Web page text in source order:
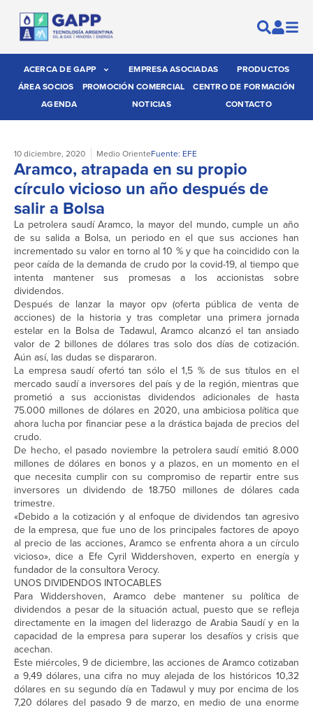
ACERCA DE GAPP EMPRESA ASOCIADAS
PRODUCTOS
ÁREA SOCIOS
PROMOCIÓN COMERCIAL
CENTRO DE FORMACIÓN
AGENDA
NOTICIAS CONTACTO
10 diciembre, 2020 Medio OrienteFuente: EFE
Aramco, atrapada en su propio
círculo vicioso un año después de
salir a Bolsa
La petrolera saudí Aramco, la mayor del mundo, cumple un año
de su salida a Bolsa, un periodo en el que sus acciones han
incrementado su valor en torno al 10 % y que ha coincidido con la
peor caída de la demanda de crudo por la covid-19, al tiempo que
intenta mantener sus promesas a los accionistas sobre
dividendos.
Después de lanzar la mayor opv (oferta pública de venta de
acciones) de la historia y tras completar una primera jornada
estelar en la Bolsa de Tadawul, Aramco alcanzó el tan ansiado
valor de 2 billones de dólares tras solo dos días de cotización.
Aún así, las dudas se dispararon.
La empresa saudí ofertó tan sólo el 1,5 % de sus títulos en el
mercado saudí a inversores del país y de la región, mientras que
prometió a sus accionistas dividendos adicionales de hasta
75.000 millones de dólares en 2020, una ambiciosa política que
ahora lucha por financiar pese a la drástica bajada de precios del
crudo.
De hecho, el pasado noviembre la petrolera saudí emitió 8.000
millones de dólares en bonos y a plazos, en un momento en el
que necesita cumplir con su compromiso de repartir entre sus
inversores un dividendo de 18.750 millones de dólares cada
trimestre.
«Debido a la cotización y al enfoque de dividendos tan agresivo
de la empresa, que fue uno de los principales factores de apoyo
al precio de las acciones, Aramco se enfrenta ahora a un círculo
vicioso», dice a Efe Cyril Widdershoven, experto en energía y
fundador de la consultora Verocy.
UNOS DIVIDENDOS INTOCABLES
Para Widdershoven, Aramco debe mantener su política de
dividendos a pesar de la situación actual, puesto que se refleja
directamente en la imagen del liderazgo de Arabia Saudí y en la
capacidad de la empresa para superar los desafíos y crisis que
acechan.
Este miércoles, 9 de diciembre, las acciones de Aramco cotizaban
a 9,49 dólares, una cifra no muy alejada de los históricos 10,32
dólares en su segundo día en Tadawul y muy por encima de los
7,20 dólares del pasado 9 de marzo, en medio de una enorme